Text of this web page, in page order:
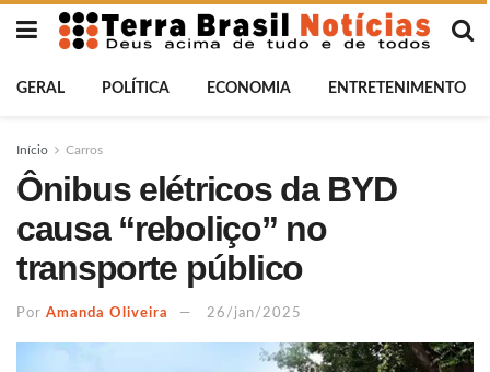
GERAL POLÍTICA ECONOMIA ENTRETENIMENTO
Início Carros
Ônibus elétricos da BYD
causa “reboliço” no
transporte público
Por Amanda Oliveira 26/jan/2025